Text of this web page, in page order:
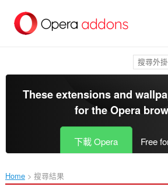
區
These extensions and
for theOpera
下載 Opera Free
Home 搜尋結果